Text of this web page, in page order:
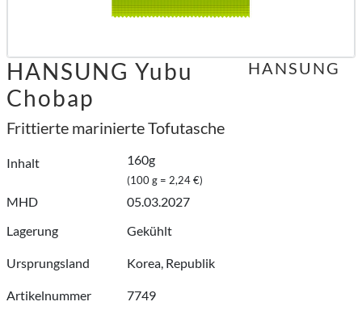
HANSUNG Yubu
Chobap
Frittierte marinierte Tofutasche
Inhalt 160g
(100 g = 2,24 €)
MHD
05.03.2027
Lagerung
Gekühlt
Ursprungsland Korea, Republik
Artikelnummer 7749
HANSUNG